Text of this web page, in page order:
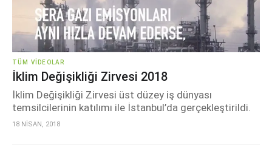
TÜM VIDEOLAR
İklim Değişikliği Zirvesi 2018
İklim Değişikliği Zirvesi üst düzey iş dünyası
temsilcilerinin katılımı ile İstanbul’da gerçekleştirildi.
18 NİSAN, 2018